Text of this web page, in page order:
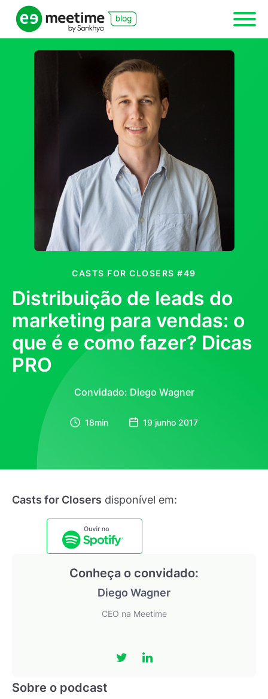
CASTS FOR CLOSERS#49
Distribuição de leads do
marketing para vendas: o
que é e como fazer? Dicas
PRO
Convidado: Diego Wagner
18min 19 junho 2017
Conheça o convidado:
Diego Wagner
CEO na Meetime
Sobre o podcast
Casts for Closers disponível em: